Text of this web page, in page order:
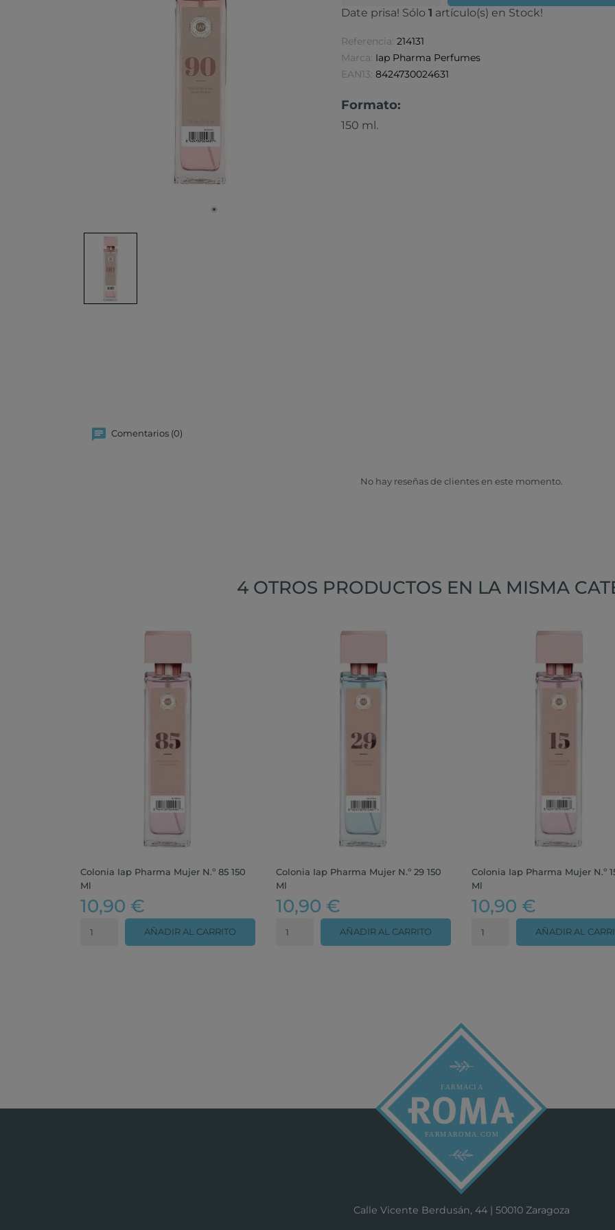
Date prisa! Sólo 1 artículo(s) en Stock!
Referencia: 214131
Marca: Iap Pharma Perfumes
EAN13: 8424730024631
Formato:
150 ml.
Comentarios (0)
No hay reseñas de clientes en este momento.
4 OTROS PRODUCTOS EN LA MISMA
Colonia Iap Pharma Mujer N.º 85 150
Ml
10,90 €
AÑADIR AL CARRITO
Colonia Iap Pharma Mujer N.º 29 150
Ml
10,90 €
AÑADIR AL CARRITO
Colonia Iap Pharma Mujer N.º
Ml
10,90 €
AÑADIR AL
Calle Vicente Berdusán, 44 | 50010 Zaragoza